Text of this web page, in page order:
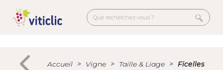
contenu
secondaire
Accueil Vigne Taille & Liage Ficelles